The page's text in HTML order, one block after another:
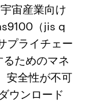
宙産業向け
（jis q
プライチェー
ためのマネ
安全性が不可
ウンロード